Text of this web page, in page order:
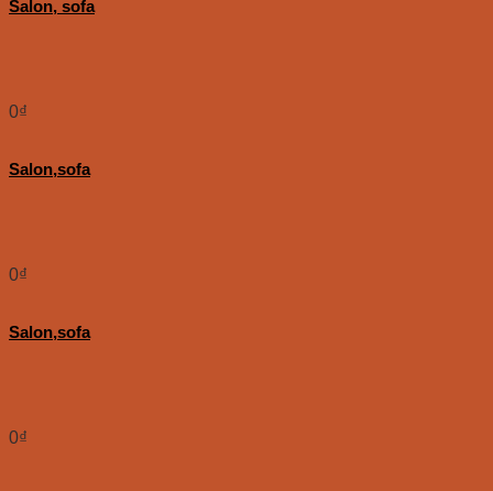
Salon, sofa
0₫
Salon,sofa
0₫
Salon,sofa
0₫